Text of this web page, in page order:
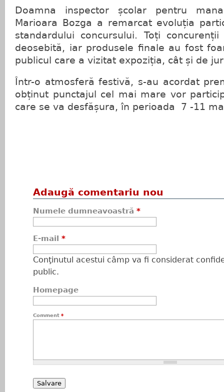
Doamna inspector școlar pentru
Marioara Bozga a remarcat evoluția
standardului concursului. Toți
deosebită, iar produsele finale au fost
publicul care a vizitat expoziția, cât și de
Într-o atmosferă festivă, s-au acordat
obținut punctajul cel mai mare vor
care se va desfășura, în perioada 7 -11
Adaugă comentariu nou
Numele dumneavoastră *
E-mail *
Conţinutul acestui câmp va fi considerat
public.
Homepage
Comment *